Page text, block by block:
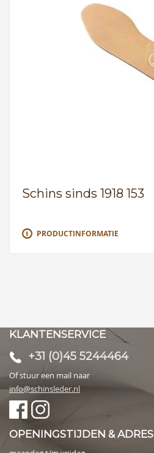
Schins sinds 1918 153
PRODUCTINFORMATIE
KLANTENSERVICE
+31 (0)45 5244464
Of stuur een mail naar
info@schinsleder.nl
OPENINGSTIJDEN & ADRES